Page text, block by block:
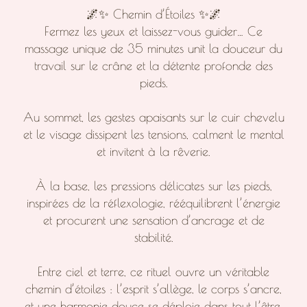
🌌✨ Chemin d’Étoiles ✨🌌
Fermez les yeux et laissez-vous guider… Ce
massage unique de 35 minutes unit la douceur du
travail sur le crâne et la détente profonde des
pieds.
Au sommet, les gestes apaisants sur le cuir chevelu
et le visage dissipent les tensions, calment le mental
et invitent à la rêverie.
À la base, les pressions délicates sur les pieds,
inspirées de la réflexologie, rééquilibrent l’énergie
et procurent une sensation d’ancrage et de
stabilité.
Entre ciel et terre, ce rituel ouvre un véritable
chemin d’étoiles : l’esprit s’allège, le corps s’ancre,